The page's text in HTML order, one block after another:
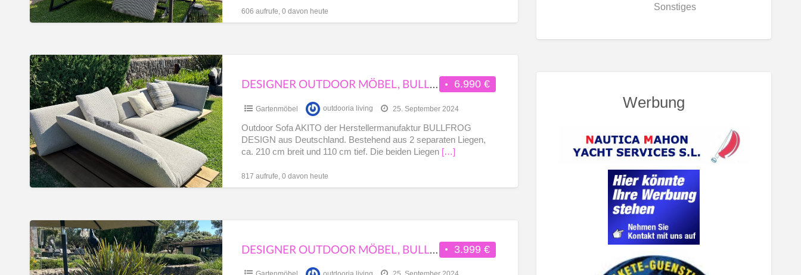
606 aufrufe, 0 davon heute
Designer
Outdoor
Möbel,
BULLFROG
DESIGN,
Akito,
Ausstellungsstück
6.990 €
DESIGNER OUTDOOR MÖBEL, BULLFROG DESIGN, AKITO, AUSSTELLUNGSSTÜCK
Gartenmöbel outdooria living 25. September 2024
Outdoor Sofa AKITO der Herstellermanufaktur BULLFROG
DESIGN aus Deutschland. Bestehend aus 2 separaten Liegen,
ca. 210 cm breit und 110 cm tief. Die beiden Liegen […]
817 aufrufe, 0 davon heute
Designer
Outdoor
Möbel,
3.999 €
DESIGNER OUTDOOR MÖBEL, BULLFROG DESIGN, LAGOON, AUSSTELLUNGSSTÜCK
Sonstiges
Werbung